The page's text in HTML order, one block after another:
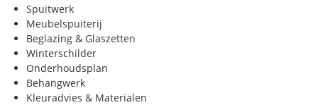
Spuitwerk
Meubelspuiterij
Beglazing & Glaszetten
Winterschilder
Onderhoudsplan
Behangwerk
Kleuradvies & Materialen